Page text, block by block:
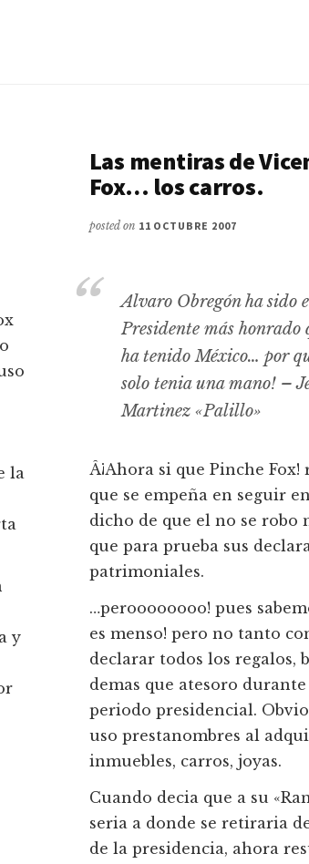
la
y
Las mentiras de
Fox… los carros.
posted on 11 OCTUBRE 2007
Alvaro Obregón ha sido
Presidente más honrado
ha tenido México… por
solo tenia una mano! –
Martinez «Palillo»
Â¡Ahora si que Pinche Fox!
que se empeña en seguir
dicho de que el no se robo
que para prueba sus
patrimoniales.
…peroooooooo! pues
es menso! pero no tanto
declarar todos los regalos,
demas que atesoro durante
periodo presidencial.
uso prestanombres al
inmuebles, carros, joyas.
Cuando decia que a su
seria a donde se retiraria
de la presidencia, ahora